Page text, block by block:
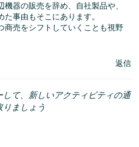
器の販売を辞め、自社製品や、
事由もそこにあります。
商売をシフトしていくことも視野
返信
て、新しいアクティビティの通
りましょう